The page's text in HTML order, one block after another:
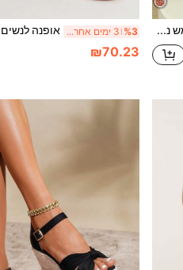
מחולק לצבעים זמש נעלי פלטפורמה מכובדות , בראון חופשה סטייל צבע אחיד פלטפורמה עקבים יחיד נעליים %3 3 ימים אחרונים
₪70.23